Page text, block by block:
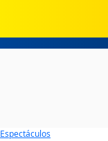
Espectáculos